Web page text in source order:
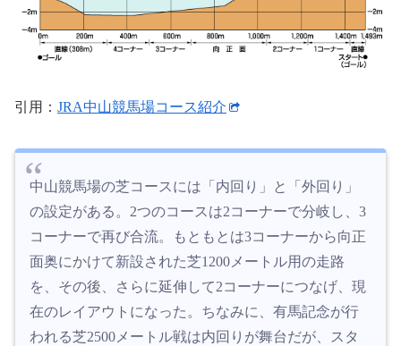
引用： JRA中山競馬場コース紹介
中山競馬場の芝コースには「内回り」と「外回り」
の設定がある。2つのコースは2コーナーで分岐し、3
コーナーで再び合流。もともとは3コーナーから向正
面奥にかけて新設された芝1200メートル用の走路
を、その後、さらに延伸して2コーナーにつなげ、現
在のレイアウトになった。ちなみに、有馬記念が行
われる芝2500メートル戦は内回りが舞台だが、スタ